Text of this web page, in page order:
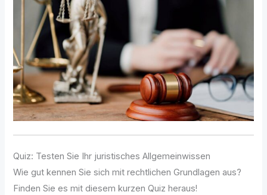
Quiz: Testen Sie Ihr juristisches Allgemeinwissen
Wie gut kennen Sie sich mit rechtlichen Grundlagen aus?
Finden Sie es mit diesem kurzen Quiz heraus!